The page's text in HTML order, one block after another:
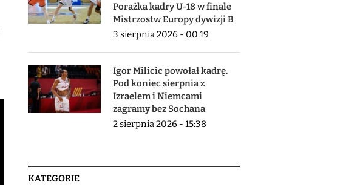
Porażka kadry U-18 w finale
Mistrzostw Europy dywizji B
3 sierpnia 2026 - 00:19
Igor Milicic powołał kadrę.
Pod koniec sierpnia z
Izraelem i Niemcami
zagramy bez Sochana
2 sierpnia 2026 - 15:38
KATEGORIE